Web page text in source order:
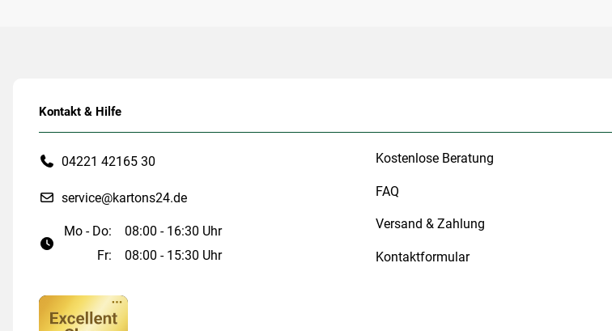
Kontakt & Hilfe
04221 42165 30
service@kartons24.de
Mo - Do:
08:00 - 16:30 Uhr
Fr:
08:00 - 15:30 Uhr
Kostenlose Beratung
FAQ
Versand & Zahlung
Kontaktformular